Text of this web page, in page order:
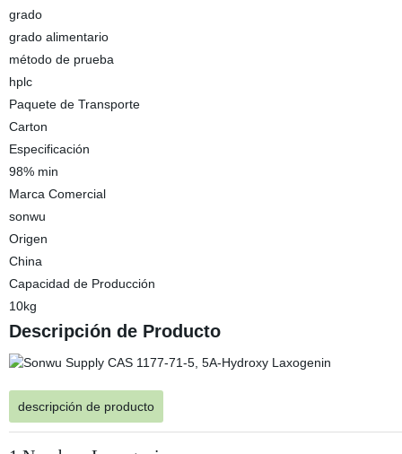
grado
grado alimentario
método de prueba
hplc
Paquete de Transporte
Carton
Especificación
98% min
Marca Comercial
sonwu
Origen
China
Capacidad de Producción
10kg
Descripción de Producto
descripción de producto